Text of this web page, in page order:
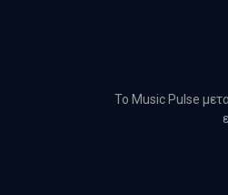
Το Music Pulse